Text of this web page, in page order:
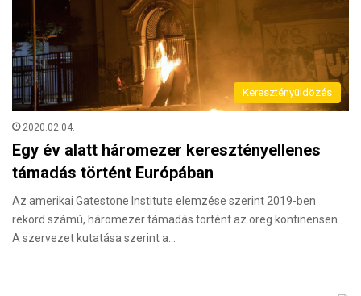
Keresztényüldözés
2020.02.04.
Egy év alatt háromezer keresztényellenes
támadás történt Európában
Az amerikai Gatestone Institute elemzése szerint 2019-ben
rekord számú, háromezer támadás történt az öreg kontinensen.
A szervezet kutatása szerint a…